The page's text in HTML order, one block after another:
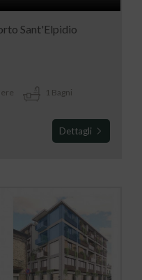
Sant'Elpidio
1 Bagni
Dettagli